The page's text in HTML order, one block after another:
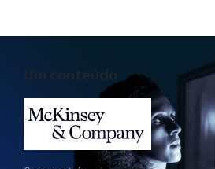
Um conteúdo